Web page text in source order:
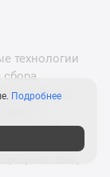
технологии
к
Федерации.
Всё,
Подробнее